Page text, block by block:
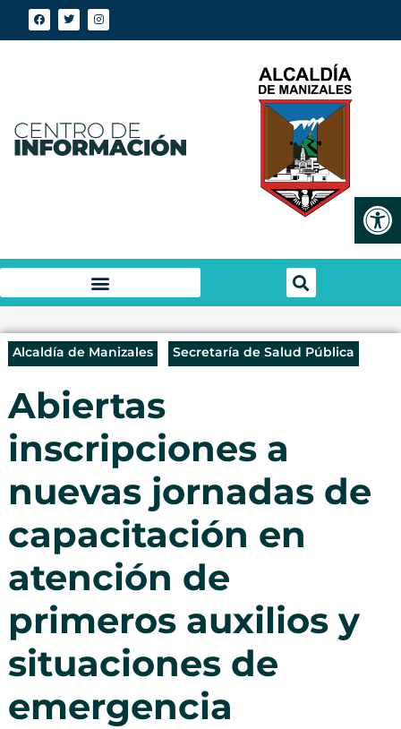
Alcaldía de Manizales Secretaría de Salud Pública
Abiertas
inscripciones a
nuevas jornadas de
capacitación en
atención de
primeros auxilios y
situaciones de
emergencia